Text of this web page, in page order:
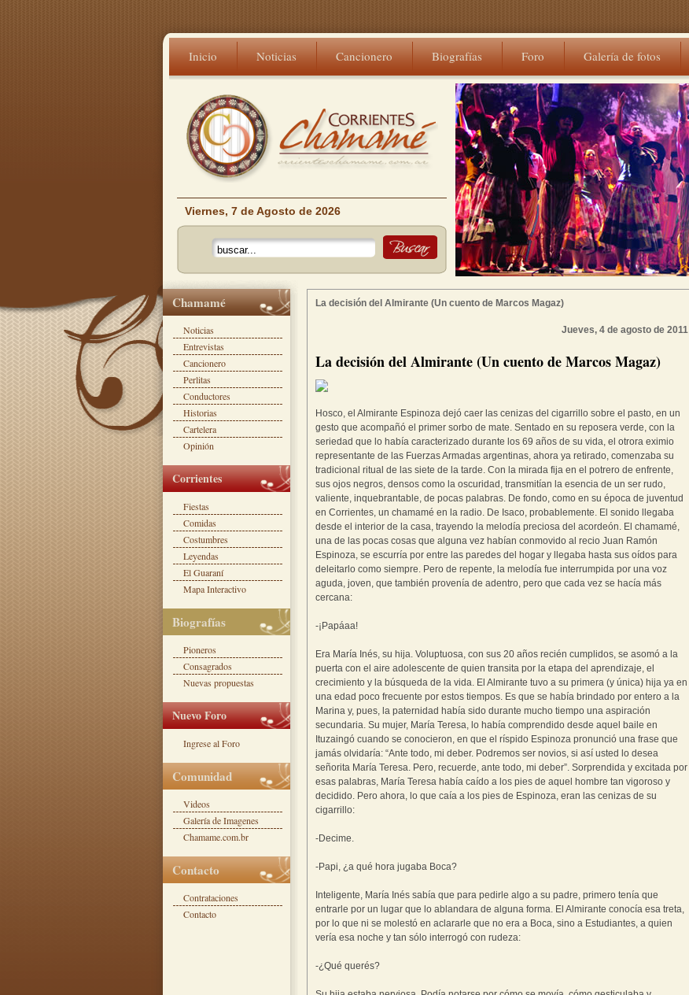
Inicio Noticias Cancionero Biografías Foro Galería de fotos
Viernes, 7 de Agosto de 2026
La decisión del Almirante (Un cuento de Marcos Magaz)
Jueves, 4 de agosto de 2011
La decisión del Almirante (Un cuento de Marcos Magaz)
Hosco, el Almirante Espinoza dejó caer las cenizas del cigarrillo sobre el pasto, en un
gesto que acompañó el primer sorbo de mate. Sentado en su reposera verde, con la
seriedad que lo había caracterizado durante los 69 años de su vida, el otrora eximio
representante de las Fuerzas Armadas argentinas, ahora ya retirado, comenzaba su
tradicional ritual de las siete de la tarde. Con la mirada fija en el potrero de enfrente,
sus ojos negros, densos como la oscuridad, transmitían la esencia de un ser rudo,
valiente, inquebrantable, de pocas palabras. De fondo, como en su época de juventud
en Corrientes, un chamamé en la radio. De Isaco, probablemente. El sonido llegaba
desde el interior de la casa, trayendo la melodía preciosa del acordeón. El chamamé,
una de las pocas cosas que alguna vez habían conmovido al recio Juan Ramón
Espinoza, se escurría por entre las paredes del hogar y llegaba hasta sus oídos para
deleitarlo como siempre. Pero de repente, la melodía fue interrumpida por una voz
aguda, joven, que también provenía de adentro, pero que cada vez se hacía más
cercana:
-¡Papáaa!
Era María Inés, su hija. Voluptuosa, con sus 20 años recién cumplidos, se asomó a la
puerta con el aire adolescente de quien transita por la etapa del aprendizaje, el
crecimiento y la búsqueda de la vida. El Almirante tuvo a su primera (y única) hija ya en
una edad poco frecuente por estos tiempos. Es que se había brindado por entero a la
Marina y, pues, la paternidad había sido durante mucho tiempo una aspiración
secundaria. Su mujer, María Teresa, lo había comprendido desde aquel baile en
Ituzaingó cuando se conocieron, en que el ríspido Espinoza pronunció una frase que
jamás olvidaría: “Ante todo, mi deber. Podremos ser novios, si así usted lo desea
señorita María Teresa. Pero, recuerde, ante todo, mi deber”. Sorprendida y excitada por
esas palabras, María Teresa había caído a los pies de aquel hombre tan vigoroso y
decidido. Pero ahora, lo que caía a los pies de Espinoza, eran las cenizas de su
cigarrillo:
-Decime.
-Papi, ¿a qué hora jugaba Boca?
Inteligente, María Inés sabía que para pedirle algo a su padre, primero tenía que
entrarle por un lugar que lo ablandara de alguna forma. El Almirante conocía esa treta,
por lo que ni se molestó en aclararle que no era a Boca, sino a Estudiantes, a quien
vería esa noche y tan sólo interrogó con rudeza:
-¿Qué querés?
Chamamé
Noticias
Entrevistas
Cancionero
Perlitas
Conductores
Historias
Cartelera
Opinión
Corrientes
Fiestas
Comidas
Costumbres
Leyendas
El Guaraní
Mapa Interactivo
Biografías
Pioneros
Consagrados
Nuevas propuestas
Nuevo Foro
Ingrese al Foro
Comunidad
Videos
Galería de Imagenes
Chamame.com.br
Contacto
Contrataciones
Contacto